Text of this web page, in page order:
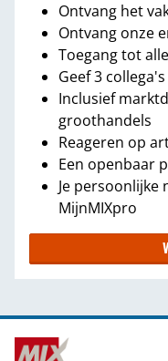
Ontvang het
Ontvang onze
Toegang tot
Geef 3
Inclusief
groothandels
Reageren op
Een openbaar
Je persoonlijke
MijnMIXpro